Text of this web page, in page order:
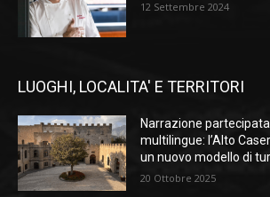
12 Settembre 2024
LUOGHI, LOCALITA' E TERRITORI
Narrazione partecipata
multilingue: l’Alto
un nuovo modello di
20 Ottobre 2025